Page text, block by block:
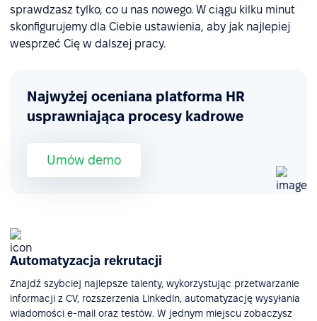
sprawdzasz tylko, co u nas nowego. W ciągu kilku minut
skonfigurujemy dla Ciebie ustawienia, aby jak najlepiej
wesprzeć Cię w dalszej pracy.
Najwyżej oceniana platforma HR
usprawniająca procesy kadrowe
Umów demo
Automatyzacja rekrutacji
Znajdź szybciej najlepsze talenty, wykorzystując przetwarzanie
informacji z CV, rozszerzenia Linkedln, automatyzację wysyłania
wiadomości e-mail oraz testów. W jednym miejscu zobaczysz